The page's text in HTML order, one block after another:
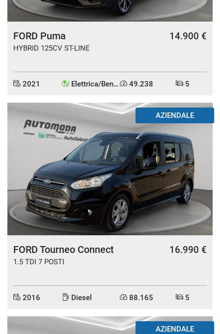
FORD Puma
HYBRID 125CV ST-LINE
14.900 €
2021 Elettrica/Benzina 49.238 5
AZIENDALE
FORD Tourneo Connect
1.5 TDI 7 POSTI
16.990 €
2016 Diesel 88.165 5
AZIENDALE